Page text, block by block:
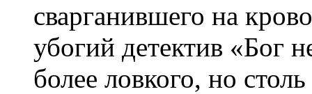
сварганившего на
убогий детектив «Бог
более ловкого, но